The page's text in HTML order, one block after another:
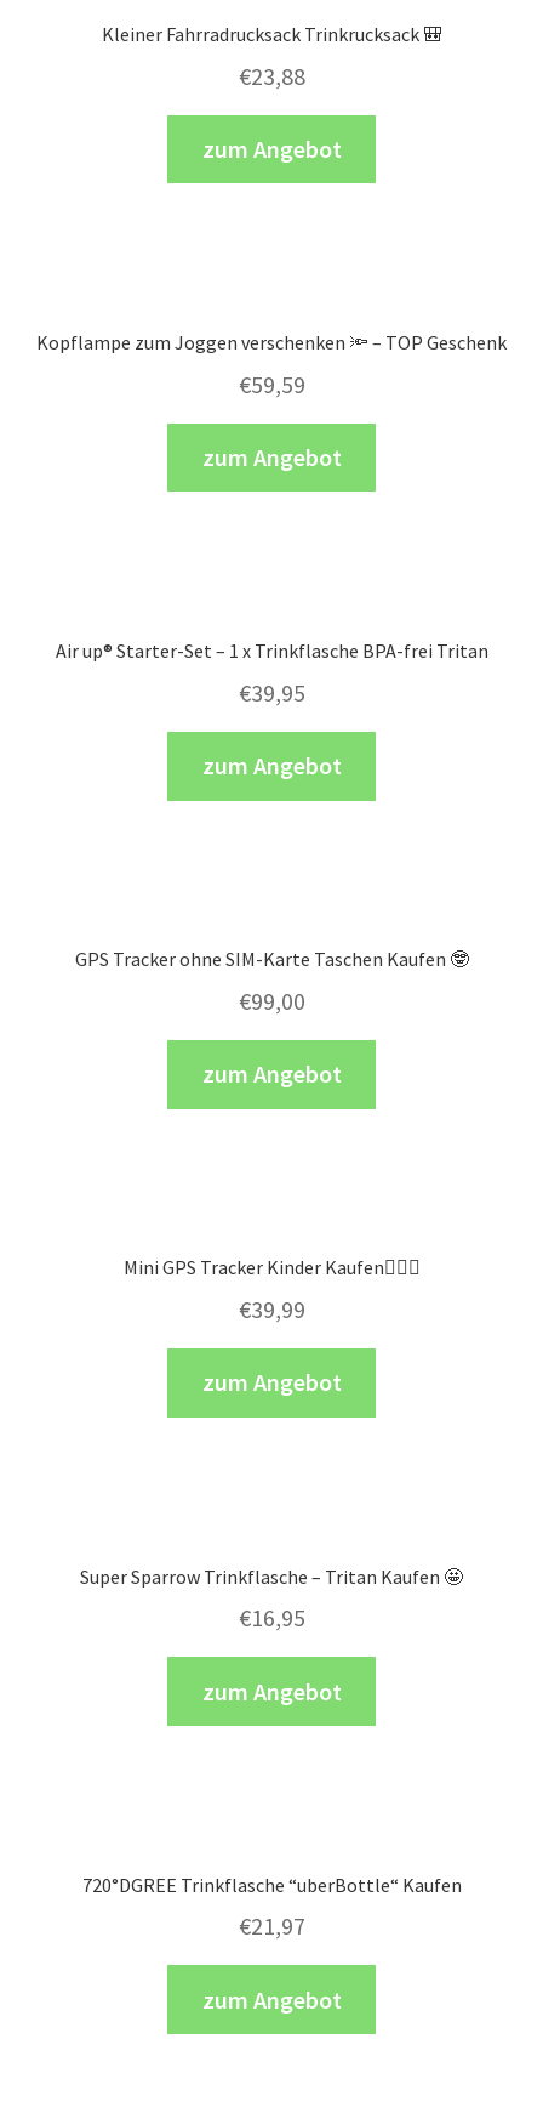
Kleiner Fahrradrucksack Trinkrucksack 🎒
€23,88
zum Angebot
Kopflampe zum Joggen verschenken 🔦 – TOP Geschenk
€59,59
zum Angebot
Air up® Starter-Set – 1 x Trinkflasche BPA-frei Tritan
€39,95
zum Angebot
GPS Tracker ohne SIM-Karte Taschen Kaufen 🤓
€99,00
zum Angebot
Mini GPS Tracker Kinder Kaufen🕵🏻‍♀️
€39,99
zum Angebot
Super Sparrow Trinkflasche – Tritan Kaufen 🤩
€16,95
zum Angebot
720°DGREE Trinkflasche “uberBottle“ Kaufen
€21,97
zum Angebot